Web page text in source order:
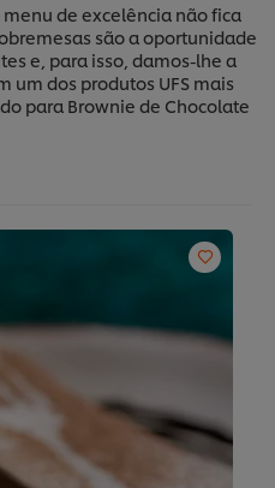
de excelência não fica
são a oportunidade
e, para isso, damos-lhe a
um dos produtos UFS mais
para Brownie de Chocolate